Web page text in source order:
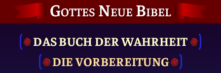
Gottes Neue Bibel
DAS BUCH DER WAHRHEIT
DIE VOR­BEREITUNG